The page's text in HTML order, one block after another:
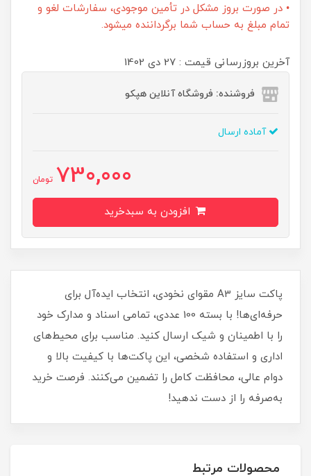
• در صورت بروز مشکل در تأمین موجودی، سفارشات لغو و
تمام مبلغ به حساب شما برگرداننده میشود.
آخرین بروزرسانی قیمت : 27 دی 1402
فروشنده: فروشگاه آنلاین هپکو
آماده ارسال
730,000 تومان
پاکت سایز A3 مقوای نخودی، انتخاب ایده‌آل برای
حرفه‌ای‌ها! با بسته 100 عددی، تمامی اسناد و مدارک خود
را با اطمینان و شیک ارسال کنید. مناسب برای محیط‌های
اداری و استفاده شخصی، این پاکت‌ها با کیفیت بالا و
دوام عالی، محافظت کامل را تضمین می‌کنند. فرصت خرید
به‌صرفه را از دست ندهید!
محصولات مرتبط